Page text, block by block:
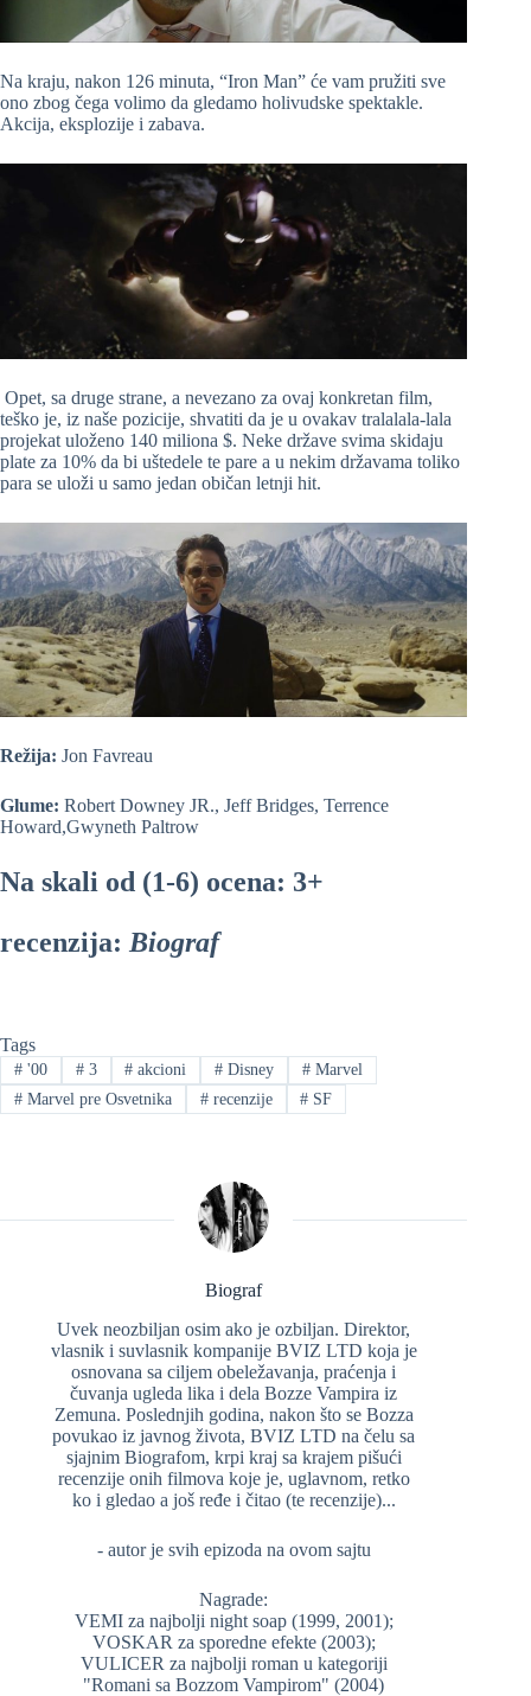
Na kraju, nakon 126 minuta, “Iron Man” će vam pružiti sve
ono zbog čega volimo da gledamo holivudske spektakle.
Akcija, eksplozije i zabava.
Opet, sa druge strane, a nevezano za ovaj konkretan film,
teško je, iz naše pozicije, shvatiti da je u ovakav tralalala-lala
projekat uloženo 140 miliona $. Neke države svima skidaju
plate za 10% da bi uštedele te pare a u nekim državama toliko
para se uloži u samo jedan običan letnji hit.
Režija: Jon Favreau
Glume: Robert Downey JR., Jeff Bridges, Terrence
Howard,Gwyneth Paltrow
Na skali od (1-6) ocena: 3+
recenzija: Biograf
Tags
#'00 #3 # akcioni # Disney # Marvel
#Marvel pre Osvetnika #recenzije # SF
Biograf
Uvek neozbiljan osim ako je ozbiljan. Direktor,
vlasnik i suvlasnik kompanije BVIZ LTD koja je
osnovana sa ciljem obeležavanja, praćenja i
čuvanja ugleda lika i dela Bozze Vampira iz
Zemuna. Poslednjih godina, nakon što se Bozza
povukao iz javnog života, BVIZ LTD na čelu sa
sjajnim Biografom, krpi kraj sa krajem pišući
recenzije onih filmova koje je, uglavnom, retko
ko i gledao a još ređe i čitao (te recenzije)...
- autor je svih epizoda na ovom sajtu
Nagrade:
VEMI za najbolji night soap (1999, 2001);
VOSKAR za sporedne efekte (2003);
VULICER za najbolji roman u kategoriji
"Romani sa Bozzom Vampirom" (2004)